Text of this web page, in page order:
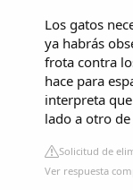
Los gatos
ya habrás
frota contra
hace para
interpreta
lado a otro de
Solicitud de
Ver respuesta